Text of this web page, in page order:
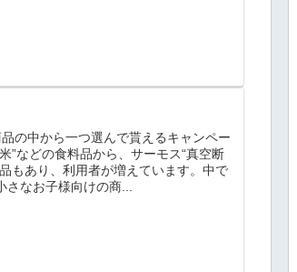
の中から一つ選んで貰えるキャンペー
”などの食料品から、サーモス“真空断
もあり、利用者が増えています。中で
なお子様向けの商...